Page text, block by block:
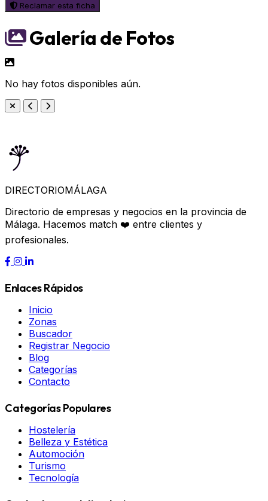
Reclamar esta ficha
Galería de Fotos
No hay fotos disponibles aún.
DIRECTORIOMÁLAGA
Directorio de empresas y negocios en la provincia de
Málaga. Hacemos match ❤️ entre clientes y
profesionales.
Enlaces Rápidos
Inicio
Zonas
Buscador
Registrar Negocio
Blog
Categorías
Contacto
Categorías Populares
Hostelería
Belleza y Estética
Automoción
Turismo
Tecnología